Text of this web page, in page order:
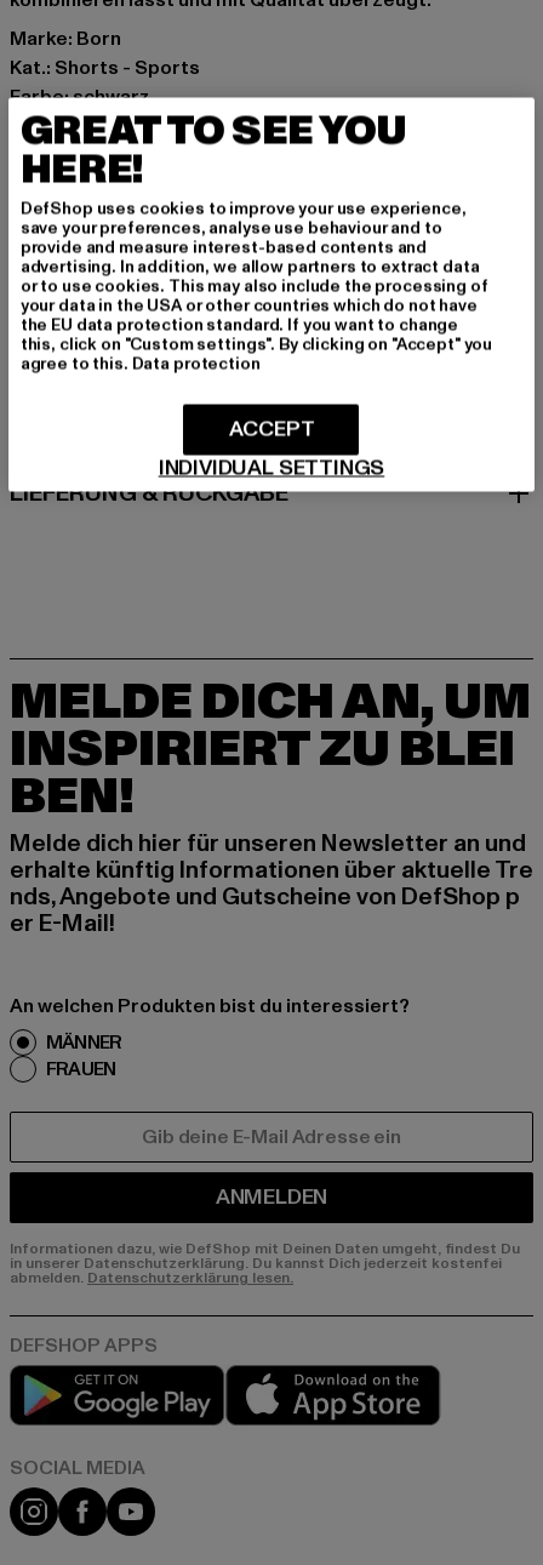
Marke: Born
Kat.: Shorts - Sports
Farbe: schwarz
Hersteller Farbe: black
Materialzusammensetzung: 88% Polyimid, 12% Elasthan
Art.Nr: PD00007961-00007
Hersteller: Urban Styles Agency GmbH & Co. KG |
agentur@urbanstylesagency.com
Schanzenstraße 41 | 51063 Köln | DE
GRÖSSE & PASSFORM
LIEFERUNG & RÜCKGABE
MELDE DICH AN, UM
INSPIRIERT ZU BLEI
BEN!
Melde dich hier für unseren Newsletter an und
erhalte künftig Informationen über aktuelle Tre
nds, Angebote und Gutscheine von DefShop p
er E-Mail!
An welchen Produkten bist du interessiert?
MÄNNER
FRAUEN
ANMELDEN
Informationen dazu, wie DefShop mit Deinen Daten umgeht, findest Du
in unserer Datenschutzerklärung. Du kannst Dich jederzeit kostenfei
abmelden. Datenschutzerklärung lesen.
Play market
Instagram
FacebookYouTube
GREAT TO SEE YOU
HERE!
DefShop uses cookies to improve your use experience,
save your preferences, analyse use behaviour and to
provide and measure interest-based contents and
advertising. In addition, we allow partners to extract data
or to use cookies. This may also include the processing of
your data in the USA or other countries which do not have
the EU data protection standard. If you want to change
this, click on "Custom settings". By clicking on "Accept" you
agree to this. Data protection
INDIVIDUAL SETTINGS
ACCEPT